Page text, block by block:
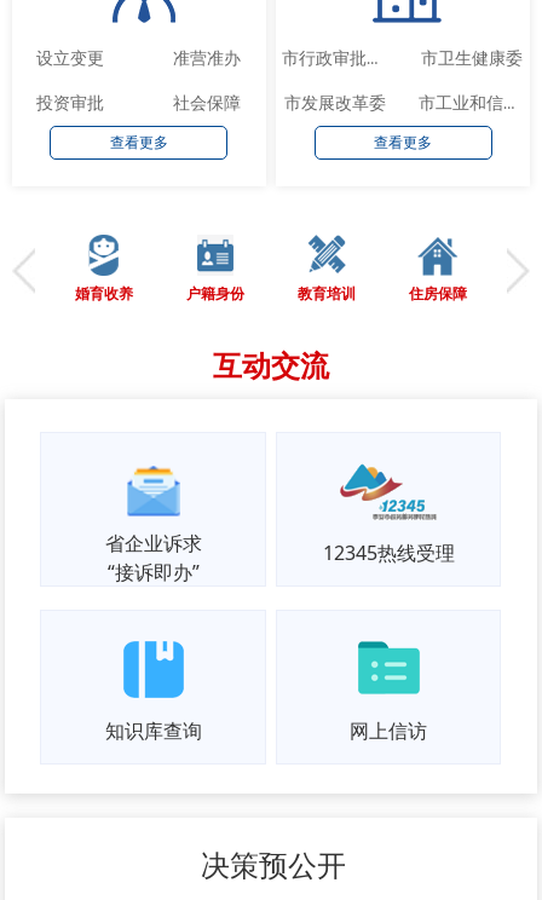
设立变更
准营准办
投资审批
社会保障
查看更多
市行政审批服务局
市卫生健康委
市发展改革委
市工业和信息化局
查看更多
婚育收养 户籍身份 教育培训 住房保障
互动交流
省企业诉求
“接诉即办”
12345热线受理
知识库查询 网上信访
决策预公开